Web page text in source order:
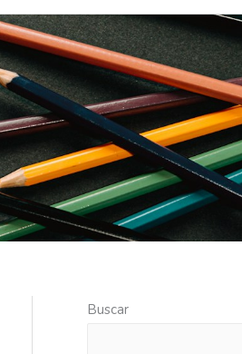
Buscar